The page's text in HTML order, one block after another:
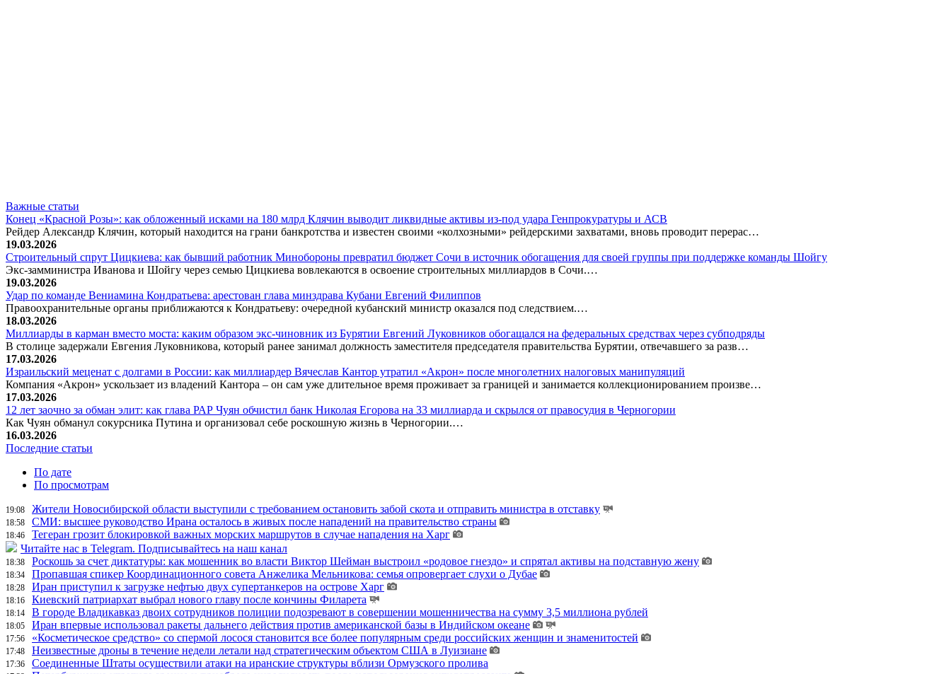
Важные статьи
Конец «Красной Розы»: как обложенный исками на 180 млрд Клячин выводит ликвидные активы из-под удара Генпрокуратуры и АСВ
Рейдер Александр Клячин, который находится на грани банкротства и известен своими «колхозными» рейдерскими захватами, вновь проводит перерас…
19.03.2026
Строительный спрут Цицкиева: как бывший работник Минобороны превратил бюджет Сочи в источник обогащения для своей группы при поддержке команды Шойгу
Экс-замминистра Иванова и Шойгу через семью Цицкиева вовлекаются в освоение строительных миллиардов в Сочи.…
19.03.2026
Удар по команде Вениамина Кондратьева: арестован глава минздрава Кубани Евгений Филиппов
Правоохранительные органы приближаются к Кондратьеву: очередной кубанский министр оказался под следствием.…
18.03.2026
Миллиарды в карман вместо моста: каким образом экс-чиновник из Бурятии Евгений Луковников обогащался на федеральных средствах через субподряды
В столице задержали Евгения Луковникова, который ранее занимал должность заместителя председателя правительства Бурятии, отвечавшего за разв…
17.03.2026
Израильский меценат с долгами в России: как миллиардер Вячеслав Кантор утратил «Акрон» после многолетних налоговых манипуляций
Компания «Акрон» ускользает из владений Кантора – он сам уже длительное время проживает за границей и занимается коллекционированием произве…
17.03.2026
12 лет заочно за обман элит: как глава РАР Чуян обчистил банк Николая Егорова на 33 миллиарда и скрылся от правосудия в Черногории
Как Чуян обманул сокурсника Путина и организовал себе роскошную жизнь в Черногории.…
16.03.2026
Последние статьи
По дате
По просмотрам
19:08 Жители Новосибирской области выступили с требованием остановить забой скота и отправить министра в отставку
18:58 СМИ: высшее руководство Ирана осталось в живых после нападений на правительство страны
18:46
Тегеран грозит блокировкой важных морских маршрутов в случае нападения на Харг
Читайте нас в Telegram. Подписывайтесь на наш канал
18:38 Роскошь за счет диктатуры: как мошенник во власти Виктор Шейман выстроил «родовое гнездо» и спрятал активы на подставную жену
18:34 Пропавшая спикер Координационного совета Анжелика Мельникова: семья опровергает слухи о Дубае
18:28 Иран приступил к загрузке нефтью двух супертанкеров на острове Харг
18:16 Киевский патриархат выбрал нового главу после кончины Филарета
18:14 В городе Владикавказ двоих сотрудников полиции подозревают в совершении мошенничества на сумму 3,5 миллиона рублей
18:05 Иран впервые использовал ракеты дальнего действия против американской базы в Индийском океане
17:56 «Косметическое средство» со спермой лосося становится все более популярным среди российских женщин и знаменитостей
17:48 Неизвестные дроны в течение недели летали над стратегическим объектом США в Луизиане
17:36 Соединенные Штаты осуществили атаки на иранские структуры вблизи Ормузского пролива